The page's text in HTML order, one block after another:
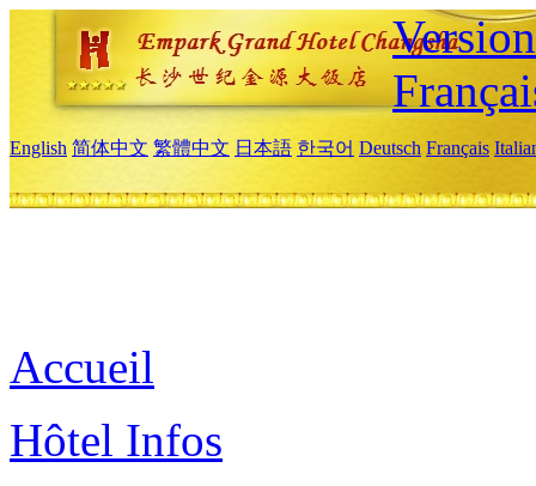
English 简体中文 繁體中文 日本語 한국어 Deutsch Français
Accueil
Hôtel Infos